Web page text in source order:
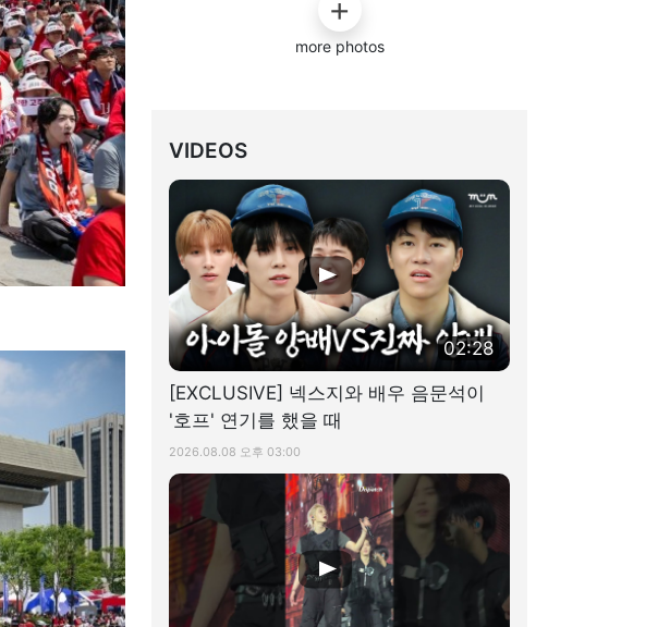
more photos
VIDEOS
02:28
[EXCLUSIVE] 넥스지와 배우 음문석이
'호프' 연기를 했을 때
2026.08.08 오후 03:00